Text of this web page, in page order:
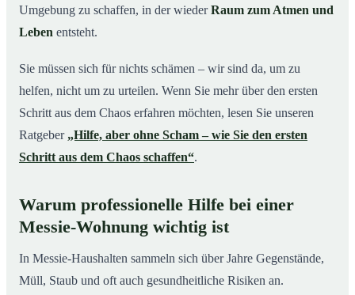
Umgebung zu schaffen, in der wiederRaum zum Atmen und
Leben entsteht.
Sie müssen sich für nichts schämen – wir sind da, um zu
helfen, nicht um zu urteilen. Wenn Sie mehr über den ersten
Schritt aus dem Chaos erfahren möchten, lesen Sie unseren
Ratgeber „Hilfe, aber ohne Scham – wie Sie den ersten
Schritt aus dem Chaos schaffen“.
Warum professionelle Hilfe bei einer
Messie-Wohnung wichtig ist
In Messie-Haushalten sammeln sich über Jahre Gegenstände,
Müll, Staub und oft auch gesundheitliche Risiken an.